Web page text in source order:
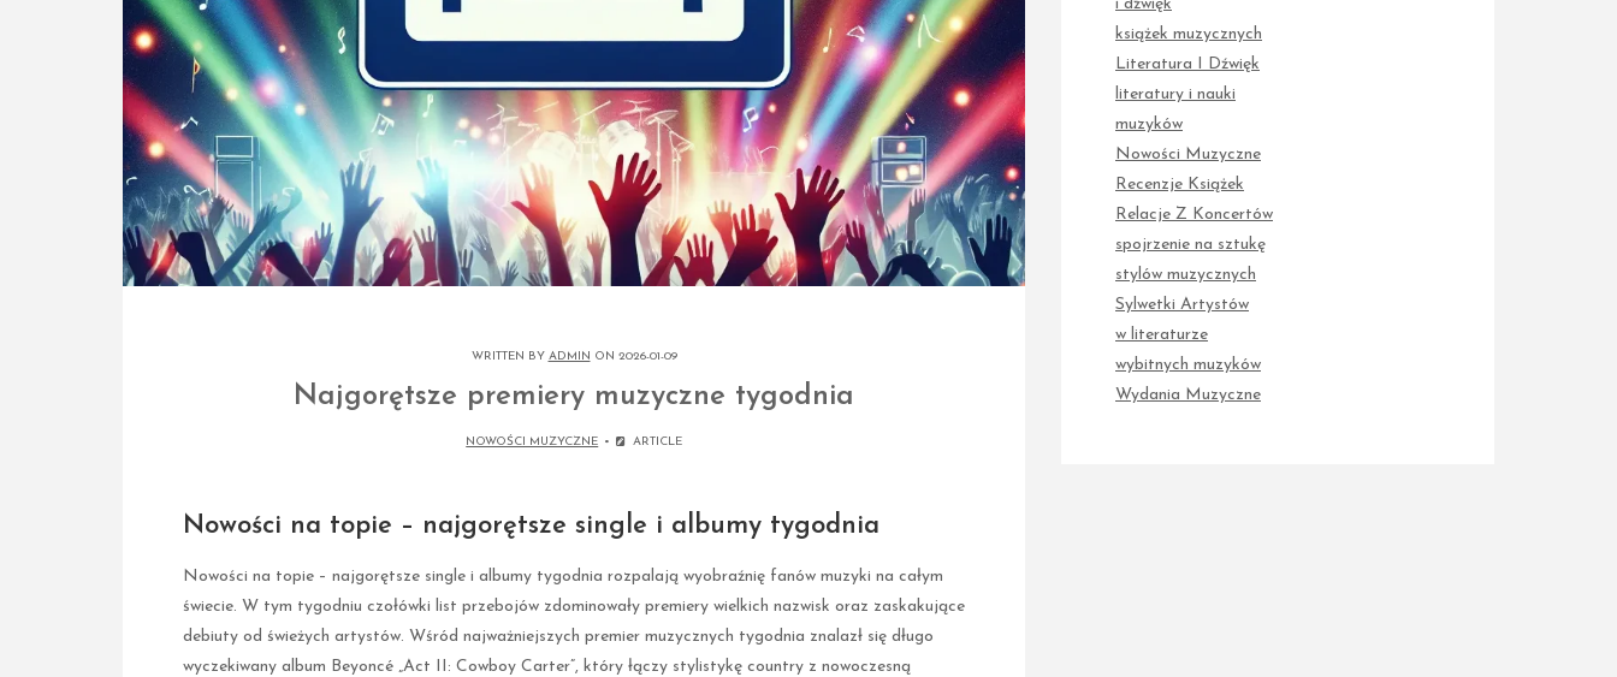
WRITTEN BY ADMIN ON 2026-01-09
Najgorętsze premiery muzyczne tygodnia
NOWOŚCI MUZYCZNE ARTICLE
Nowości na topie – najgorętsze single i albumy tygodnia
Nowości na topie – najgorętsze single i albumy tygodnia rozpalają wyobraźnię fanów muzyki na całym
świecie. W tym tygodniu czołówki list przebojów zdominowały premiery wielkich nazwisk oraz zaskakujące
debiuty od świeżych artystów. Wśród najważniejszych premier muzycznych tygodnia znalazł się długo
wyczekiwany album Beyoncé „Act II: Cowboy Carter”, który łączy stylistykę country z nowoczesną
i dźwięk
książek muzycznych
Literatura I Dźwięk
literatury i nauki
muzyków
Nowości Muzyczne
Recenzje Książek
Relacje Z Koncertów
spojrzenie na sztukę
stylów muzycznych
Sylwetki Artystów
w literaturze
wybitnych muzyków
Wydania Muzyczne